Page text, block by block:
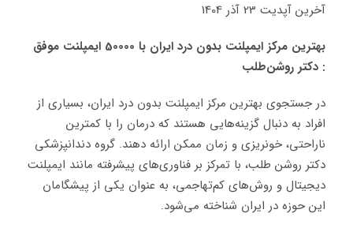
آخرین آپدیت 23 آذر 1404
بهترین مرکز ایمپلنت بدون درد ایران با 50000 ایمپلنت موفق
: دکتر روشن‌طلب
در جستجوی بهترین مرکز ایمپلنت بدون درد ایران، بسیاری از
افراد به دنبال گزینه‌هایی هستند که درمان را با کمترین
ناراحتی، خونریزی و زمان ممکن ارائه دهند. گروه دندانپزشکی
دکتر روشن طلب، با تمرکز بر فناوری‌های پیشرفته مانند ایمپلنت
دیجیتال و روش‌های کم‌تهاجمی، به عنوان یکی از پیشگامان
این حوزه در ایران شناخته می‌شود.